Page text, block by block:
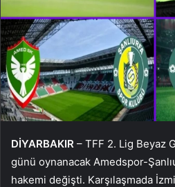
DİYARBAKIR – TFF 2. Lig Beyaz
günü oynanacak Amedspor-
hakemi değişti. Karşılaşmada